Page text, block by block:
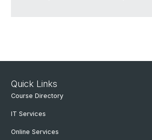
Quick Links
Course Directory
IT Services
Online Services